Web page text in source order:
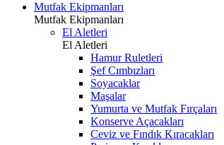
Mutfak Ekipmanları
Mutfak Ekipmanları
El Aletleri
El Aletleri
Hamur Ruletleri
Şef Cımbızları
Soyacaklar
Maşalar
Yumurta ve Mutfak Fırçaları
Konserve Açacakları
Ceviz ve Fındık Kıracakları